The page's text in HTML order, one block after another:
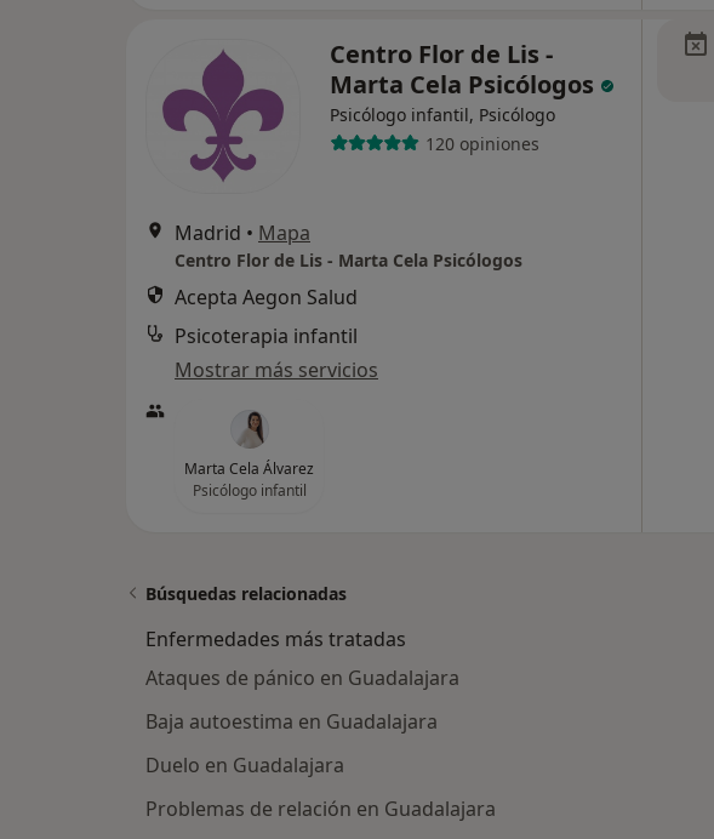
Centro Flor de Lis -
Marta Cela Psicólogos
Psicólogo infantil, Psicólogo
120 opiniones
Madrid • Mapa
Centro Flor de Lis - Marta Cela Psicólogos
Acepta Aegon Salud
Psicoterapia infantil
Mostrar más servicios
Marta Cela Álvarez
Psicólogo infantil
Búsquedas relacionadas
Enfermedades más tratadas
Ataques de pánico en Guadalajara
Baja autoestima en Guadalajara
Duelo en Guadalajara
Problemas de relación en Guadalajara